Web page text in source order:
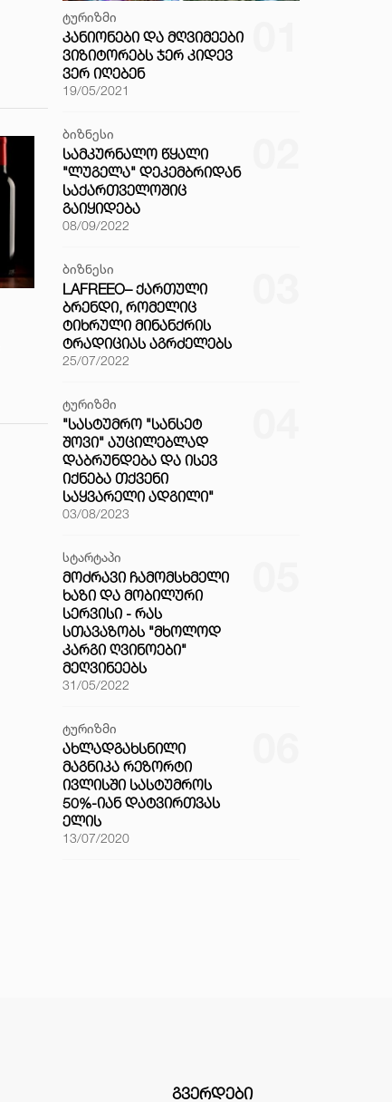
ტურიზმი
ᲙᲐᲜᲘᲝᲜᲔᲑᲘ ᲓᲐ ᲛᲦᲕᲘᲛᲔᲔᲑᲘ
ᲕᲘᲖᲘᲢᲝᲠᲔᲑᲡ ᲯᲔᲠ ᲙᲘᲓᲔᲕ
ᲕᲔᲠ ᲘᲦᲔᲑᲔᲜ
19/05/2021
ბიზნესი
ᲡᲐᲛᲙᲣᲠᲜᲐᲚᲝ ᲬᲧᲐᲚᲘ
"ᲚᲣᲒᲔᲚᲐ" ᲓᲔᲙᲔᲛᲑᲠᲘᲓᲐᲜ
ᲡᲐᲥᲐᲠᲗᲕᲔᲚᲝᲨᲘᲪ
ᲒᲐᲘᲧᲘᲓᲔᲑᲐ
08/09/2022
ბიზნესი
LAFREEO– ᲥᲐᲠᲗᲣᲚᲘ
ᲑᲠᲔᲜᲓᲘ, ᲠᲝᲛᲔᲚᲘᲪ
ᲢᲘᲮᲠᲣᲚᲘ ᲛᲘᲜᲐᲜᲥᲠᲘᲡ
ᲢᲠᲐᲓᲘᲪᲘᲐᲡ ᲐᲒᲠᲫᲔᲚᲔᲑᲡ
25/07/2022
ტურიზმი
"ᲡᲐᲡᲢᲣᲛᲠᲝ "ᲡᲐᲜᲡᲔᲢ
ᲨᲝᲕᲘ" ᲐᲣᲪᲘᲚᲔᲑᲚᲐᲓ
ᲓᲐᲑᲠᲣᲜᲓᲔᲑᲐ ᲓᲐ ᲘᲡᲔᲕ
ᲘᲥᲜᲔᲑᲐ ᲗᲥᲕᲔᲜᲘ
ᲡᲐᲧᲕᲐᲠᲔᲚᲘ ᲐᲓᲒᲘᲚᲘ"
03/08/2023
სტარტაპი
ᲛᲝᲫᲠᲐᲕᲘ ᲩᲐᲛᲝᲛᲡᲮᲛᲔᲚᲘ
ᲮᲐᲖᲘ ᲓᲐ ᲛᲝᲑᲘᲚᲣᲠᲘ
ᲡᲔᲠᲕᲘᲡᲘ - ᲠᲐᲡ
ᲡᲗᲐᲕᲐᲖᲝᲑᲡ "ᲛᲮᲝᲚᲝᲓ
ᲙᲐᲠᲒᲘ ᲦᲕᲘᲜᲝᲔᲑᲘ"
ᲛᲔᲦᲕᲘᲜᲔᲔᲑᲡ
31/05/2022
ტურიზმი
ᲐᲮᲚᲐᲓᲒᲐᲮᲡᲜᲘᲚᲘ
ᲛᲐᲒᲜᲘᲙᲐ ᲠᲔᲖᲝᲠᲢᲘ
ᲘᲕᲚᲘᲡᲨᲘ ᲡᲐᲡᲢᲣᲛᲠᲝᲡ
50%-ᲘᲐᲜ ᲓᲐᲢᲕᲘᲠᲗᲕᲐᲡ
ᲔᲚᲘᲡ
13/07/2020
ᲒᲕᲔᲠᲓᲔᲑᲘ